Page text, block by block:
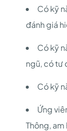
Có kỹ
đánh giá
Có kỹ
ngũ, có tư
Có kỹ
Ứng
Thông,